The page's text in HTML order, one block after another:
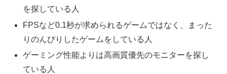
を探している人
FPSなど0.1秒が求められるゲームではなく、まった
りのんびりしたゲームをしている人
ゲーミング性能よりは高画質優先のモニターを探し
ている人